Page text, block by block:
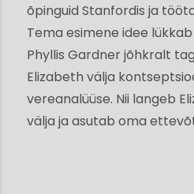
õpinguid Stanfordis ja
Tema esimene idee
Phyllis Gardner jõhkralt
Elizabeth välja
vereanalüüse. Nii langeb
välja ja asutab oma